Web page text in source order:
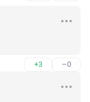
+3 –0